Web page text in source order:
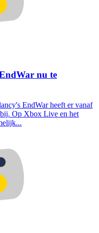
nu te
EndWar heeft er vanaf
Op Xbox Live en het